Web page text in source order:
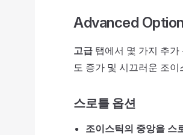
Advanced
고급 탭에서 몇 가지 추
도 증가 및 시끄러운 조
스로틀 옵션
조이스틱의 중앙을 스